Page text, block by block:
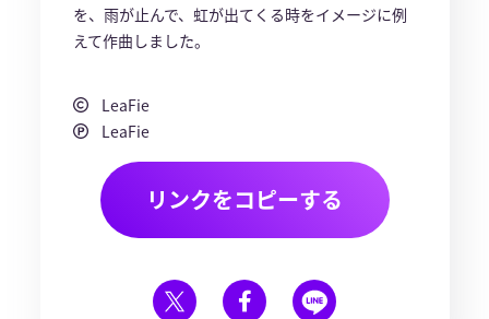
を、雨が止んで、虹が出てくる時をイメージに例
えて作曲しました。
LeaFie
LeaFie
リンクをコピーする